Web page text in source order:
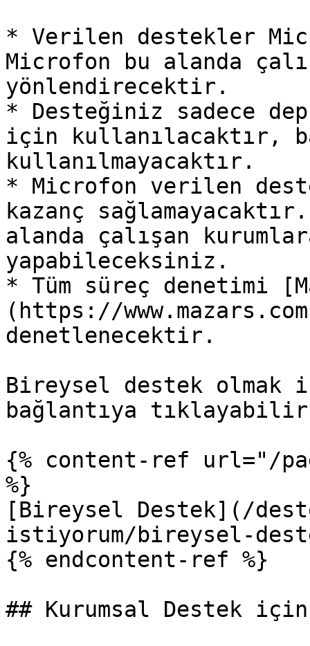
* Verilen destekler
Microfon bu alanda
yönlendirecektir.
* Desteğiniz sadece
için kullanılacaktır,
kullanılmayacaktır.
* Microfon verilen
kazanç
alanda çalışan
yapabileceksiniz.
* Tüm süreç denetimi
(https://
denetlenecektir.
Bireysel destek olmak
bağlantıya
{% content-ref url="/
%}
[Bireysel Destek](/
istiyorum/bireysel-
{% endcontent-ref %}
## Kurumsal Destek